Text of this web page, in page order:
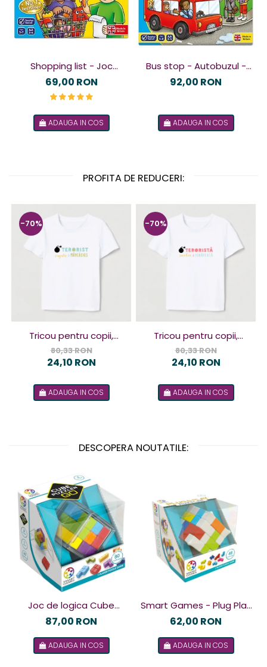
Shopping list - Joc
educativ
69,00 RON
ADAUGA IN COS
Bus stop - Autobuzul -
Joc educativ
92,00 RON
ADAUGA IN COS
PROFITA DE REDUCERI:
-70%
Tricou pentru copii,
design Terorist
80,33 RON
24,10 RON
ADAUGA IN COS
-70%
Tricou pentru copii,
design Terorista
80,33 RON
24,10 RON
ADAUGA IN COS
DESCOPERA NOUTATILE:
Joc de logica Cube
Puzzler Go, Smart
87,00 RON
ADAUGA IN COS
Smart Games - Plug Play
Puzzler, joc de logica cu
romana
62,00 RON
ADAUGA IN COS